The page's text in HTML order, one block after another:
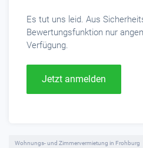
Es tut uns leid. Aus
Bewertungsfunktion nur
Verfügung.
Jetzt anmelden
Wohnungs- und Zimmervermietung in Frohburg